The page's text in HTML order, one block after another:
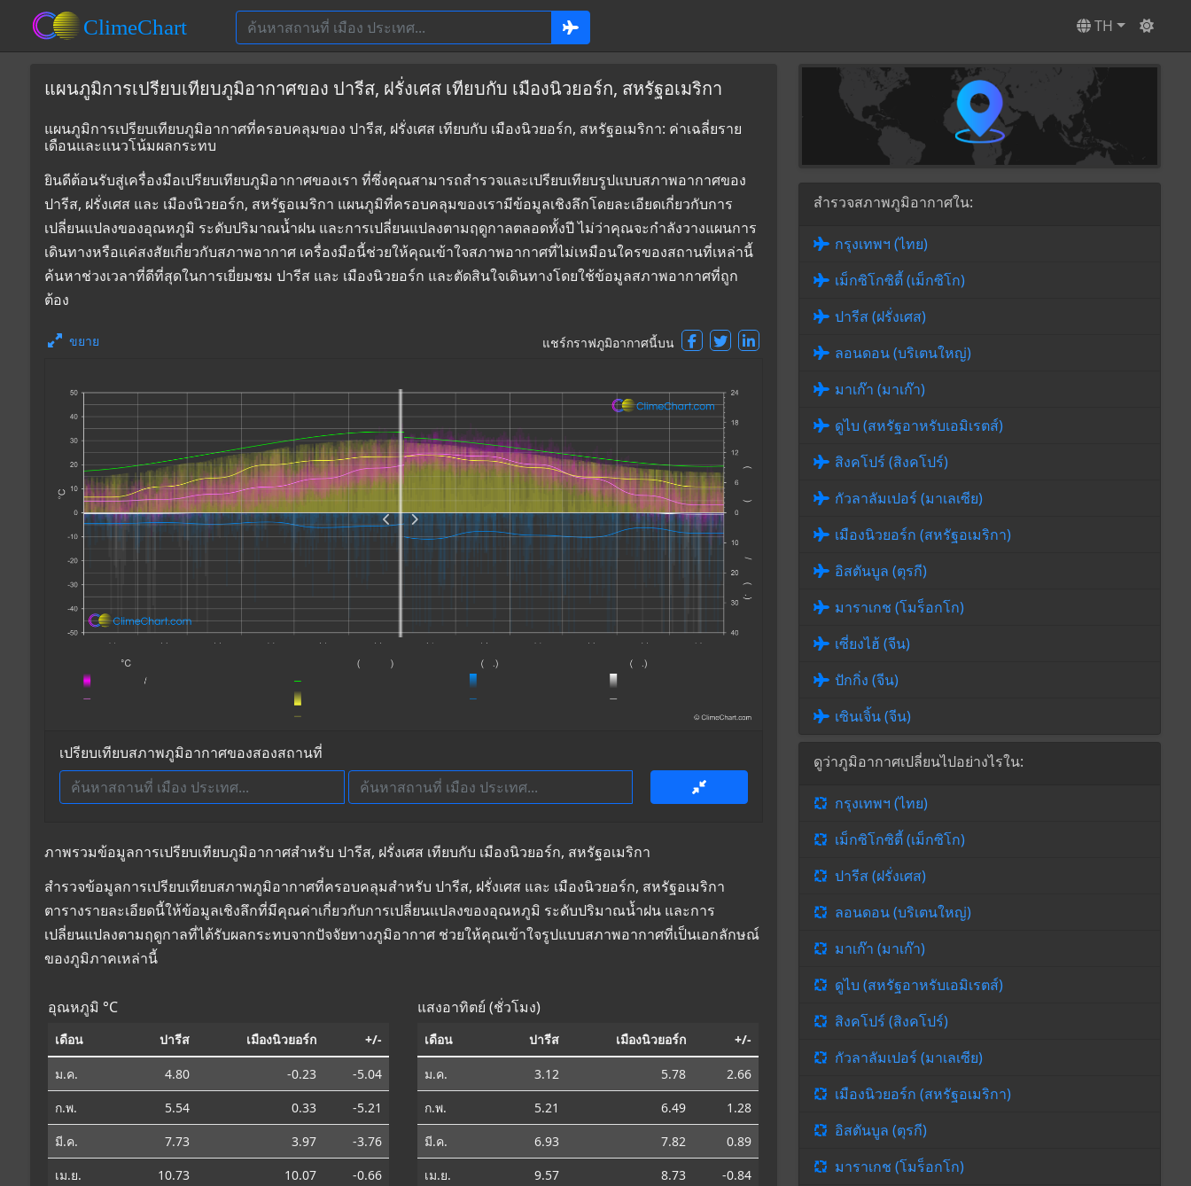
TH
แผนภูมิการเปรียบเทียบภูมิอากาศของ ปารีส, ฝรั่งเศส เทียบกับ เมืองนิวยอร์ก, สหรัฐอเมริกา
แผนภูมิการเปรียบเทียบภูมิอากาศที่ครอบคลุมของ ปารีส, ฝรั่งเศส เทียบกับ เมืองนิวยอร์ก, สหรัฐอเมริกา: ค่าเฉลี่ยราย
เดือนและแนวโน้มผลกระทบ
ยินดีต้อนรับสู่เครื่องมือเปรียบเทียบภูมิอากาศของเรา ที่ซึ่งคุณสามารถสำรวจและเปรียบเทียบรูปแบบสภาพอากาศของ
ปารีส, ฝรั่งเศส และ เมืองนิวยอร์ก, สหรัฐอเมริกา แผนภูมิที่ครอบคลุมของเรามีข้อมูลเชิงลึกโดยละเอียดเกี่ยวกับการ
เปลี่ยนแปลงของอุณหภูมิ ระดับปริมาณน้ำฝน และการเปลี่ยนแปลงตามฤดูกาลตลอดทั้งปี ไม่ว่าคุณจะกำลังวางแผนการ
เดินทางหรือแค่สงสัยเกี่ยวกับสภาพอากาศ เครื่องมือนี้ช่วยให้คุณเข้าใจสภาพอากาศที่ไม่เหมือนใครของสถานที่เหล่านี้
ค้นหาช่วงเวลาที่ดีที่สุดในการเยี่ยมชม ปารีส และ เมืองนิวยอร์ก และตัดสินใจเดินทางโดยใช้ข้อมูลสภาพอากาศที่ถูก
ต้อง
ขยาย แชร์กราฟภูมิอากาศนี้บน
เปรียบเทียบสภาพภูมิอากาศของสองสถานที่
ภาพรวมข้อมูลการเปรียบเทียบภูมิอากาศสำหรับ ปารีส, ฝรั่งเศส เทียบกับ เมืองนิวยอร์ก, สหรัฐอเมริกา
สำรวจข้อมูลการเปรียบเทียบสภาพภูมิอากาศที่ครอบคลุมสำหรับ ปารีส, ฝรั่งเศส และ เมืองนิวยอร์ก, สหรัฐอเมริกา
ตารางรายละเอียดนี้ให้ข้อมูลเชิงลึกที่มีคุณค่าเกี่ยวกับการเปลี่ยนแปลงของอุณหภูมิ ระดับปริมาณน้ำฝน และการ
เปลี่ยนแปลงตามฤดูกาลที่ได้รับผลกระทบจากปัจจัยทางภูมิอากาศ ช่วยให้คุณเข้าใจรูปแบบสภาพอากาศที่เป็นเอกลักษณ์
ของภูมิภาคเหล่านี้
อุณหภูมิ °C
เดือน ปารีส เมืองนิวยอร์ก +/-
ม.ค. 4.80 -0.23
-5.04
ก.พ.
5.54 0.33
-5.21
มี.ค.
7.73 3.97
-3.76
เม.ย.
10.73 10.07
-0.66
แสงอาทิตย์ (ชั่วโมง)
เดือน ปารีส เมืองนิวยอร์ก +/-
ม.ค. 3.12 5.78
2.66
ก.พ.
5.21 6.49
1.28
มี.ค.
6.93 7.82
0.89
เม.ย.
9.57 8.73
-0.84
สำรวจสภาพภูมิอากาศใน:
กรุงเทพฯ (ไทย)
เม็กซิโกซิตี้ (เม็กซิโก)
ปารีส (ฝรั่งเศส)
ลอนดอน (บริเตนใหญ่)
มาเก๊า (มาเก๊า)
ดูไบ (สหรัฐอาหรับเอมิเรตส์)
สิงคโปร์ (สิงคโปร์)
กัวลาลัมเปอร์ (มาเลเซีย)
เมืองนิวยอร์ก (สหรัฐอเมริกา)
อิสตันบูล (ตุรกี)
มาราเกช (โมร็อกโก)
เซี่ยงไฮ้ (จีน)
ปักกิ่ง (จีน)
เซินเจิ้น (จีน)
ดูว่าภูมิอากาศเปลี่ยนไปอย่างไรใน:
กรุงเทพฯ (ไทย)
เม็กซิโกซิตี้ (เม็กซิโก)
ปารีส (ฝรั่งเศส)
ลอนดอน (บริเตนใหญ่)
มาเก๊า (มาเก๊า)
ดูไบ (สหรัฐอาหรับเอมิเรตส์)
สิงคโปร์ (สิงคโปร์)
กัวลาลัมเปอร์ (มาเลเซีย)
เมืองนิวยอร์ก (สหรัฐอเมริกา)
อิสตันบูล (ตุรกี)
มาราเกช (โมร็อกโก)